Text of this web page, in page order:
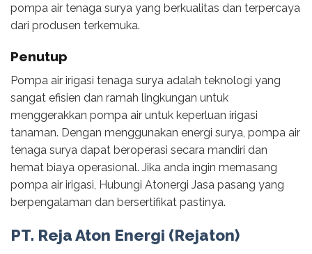
pompa air tenaga surya yang berkualitas dan terpercaya
dari produsen terkemuka.
Penutup
Pompa air irigasi tenaga surya adalah teknologi yang
sangat efisien dan ramah lingkungan untuk
menggerakkan pompa air untuk keperluan irigasi
tanaman. Dengan menggunakan energi surya, pompa air
tenaga surya dapat beroperasi secara mandiri dan
hemat biaya operasional. Jika anda ingin memasang
pompa air irigasi, Hubungi Atonergi Jasa pasang yang
berpengalaman dan bersertifikat pastinya.
PT. Reja Aton Energi (Rejaton)